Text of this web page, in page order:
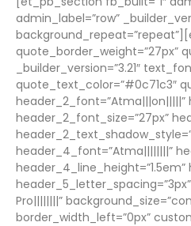
admin_label=”row”
quote_border_weight=”27px”
_builder_version=”3.21″
quote_text_color=”#0c71c3″
header_2_font_size=”27px”
header_4_font=”Atma||||||||”
Pro||||||||”
border_width_left=”0px”